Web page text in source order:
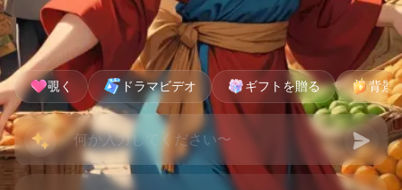
覗く ドラマビデオ ギフトを贈る 背景